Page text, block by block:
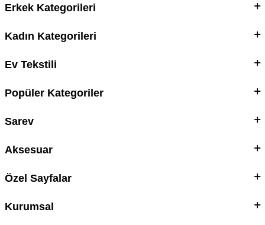
Erkek Kategorileri
Kadın Kategorileri
Ev Tekstili
Popüler Kategoriler
Sarev
Aksesuar
Özel Sayfalar
Kurumsal